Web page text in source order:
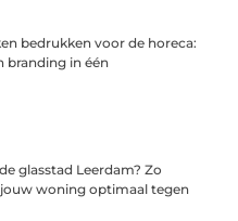
bedrukken voor de horeca:
branding in één
glasstad Leerdam? Zo
jouw woning optimaal tegen